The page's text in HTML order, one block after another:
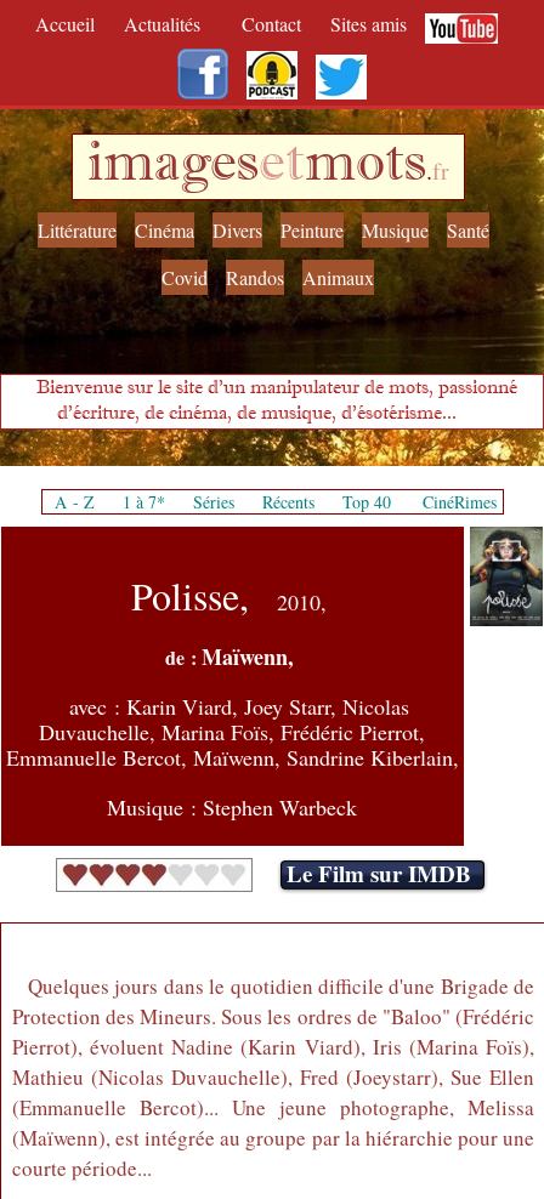
Accueil Actualités Contact Sites amis
imagesetmots.fr
Littérature Cinéma Divers Peinture Musique
Santé
Covid
Randos Animaux
Bienvenue sur le site d'un manipulateur de mots, passionné
d'écriture, de cinéma, de musique, d'ésotérisme...
A - Z 1 à 7* Séries Récents Top 40 CinéRimes
Polisse, 2010,
de : Maïwenn,
avec : Karin Viard, Joey Starr, Nicolas
Duvauchelle, Marina Foïs, Frédéric Pierrot,
Emmanuelle Bercot, Maïwenn, Sandrine Kiberlain,
Musique : Stephen Warbeck
Le Film sur IMDB
Quelques jours dans le quotidien difficile d'une Brigade de
Protection des Mineurs. Sous les ordres de "Baloo" (Frédéric
Pierrot), évoluent Nadine (Karin Viard), Iris (Marina Foïs),
Mathieu (Nicolas Duvauchelle), Fred (Joeystarr), Sue Ellen
(Emmanuelle Bercot)... Une jeune photographe, Melissa
(Maïwenn), est intégrée au groupe par la hiérarchie pour une
courte période...